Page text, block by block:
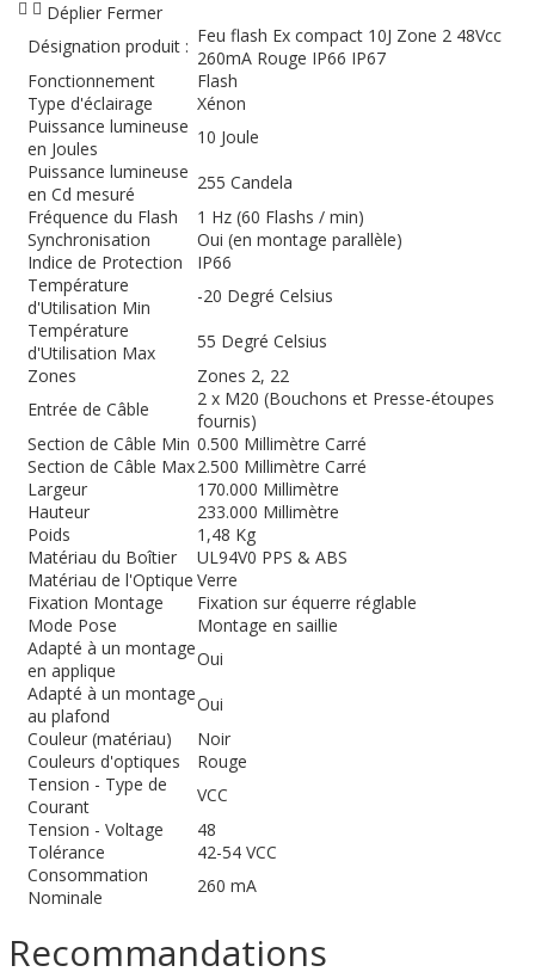
Déplier Fermer
Désignation produit : Feu flash Ex compact 10J Zone 2 48Vcc
260mA Rouge IP66 IP67
Fonctionnement
Flash
Type d'éclairage
Xénon
Puissance lumineuse
en Joules
10 Joule
Puissance lumineuse
en Cd mesuré
255 Candela
Fréquence du Flash
1 Hz (60 Flashs / min)
Synchronisation
Oui (en montage parallèle)
Indice de Protection
IP66
Température
d'Utilisation Min
-20 Degré Celsius
Température
d'Utilisation Max
55 Degré Celsius
Zones
Zones 2, 22
Entrée de Câble
2 x M20 (Bouchons et Presse-étoupes
fournis)
Section de Câble Min 0.500 Millimètre Carré
Section de Câble Max2.500 Millimètre Carré
Largeur
170.000 Millimètre
Hauteur
233.000 Millimètre
Poids
1,48 Kg
Matériau du Boîtier
UL94V0 PPS & ABS
Matériau de l'Optique Verre
Fixation Montage
Fixation sur équerre réglable
Mode Pose
Montage en saillie
Adapté à un montage
en applique
Oui
Adapté à un montage
au plafond
Oui
Couleur (matériau)
Noir
Couleurs d'optiques
Rouge
Tension - Type de
Courant
VCC
Tension - Voltage
48
Tolérance
42-54 VCC
Consommation
Nominale
260 mA
Recommandations